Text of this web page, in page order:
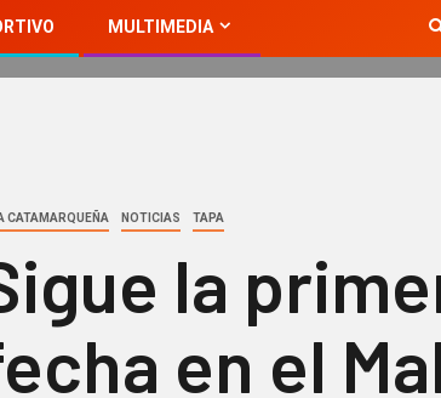
MULTIMEDIA
CATAMARQUEÑA NOTICIAS TAPA
la
en el